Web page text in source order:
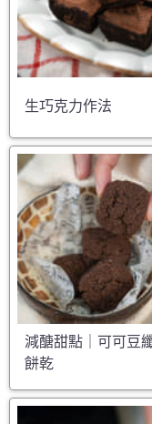
生巧克力作法
減醣甜點｜可可豆
餅乾